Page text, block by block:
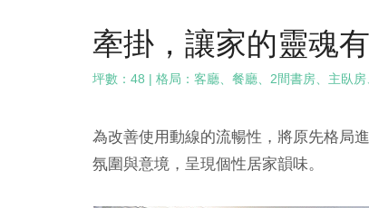
牽掛，讓家的靈魂
坪數：48 | 格局：客廳、餐廳、2間書房、主臥
為改善使用動線的流暢性，將原先格局
氛圍與意境，呈現個性居家韻味。